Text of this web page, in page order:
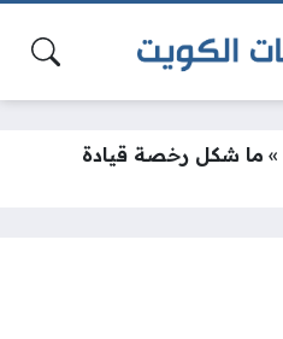
» ما شكل رخصة قيادة